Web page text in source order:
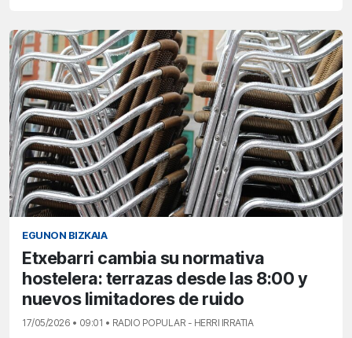
EGUNON BIZKAIA
Etxebarri cambia su normativa
hostelera: terrazas desde las 8:00 y
nuevos limitadores de ruido
17/05/2026 • 09:01 • RADIO POPULAR - HERRI IRRATIA